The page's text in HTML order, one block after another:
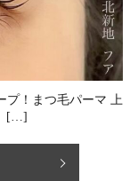
プ！⁡まつ毛パーマ 上
[…]